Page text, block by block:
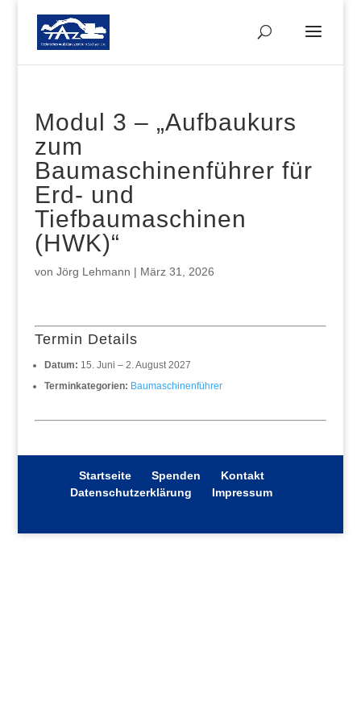
Modul 3 – „Aufbaukurs
zum
Baumaschinenführer für
Erd- und
Tiefbaumaschinen
(HWK)“
von Jörg Lehmann | März 31, 2026
Termin Details
Datum: 15. Juni – 2. August 2027
Terminkategorien: Baumaschinenführer
Startseite Spenden
Kontakt
Datenschutzerklärung
Impressum